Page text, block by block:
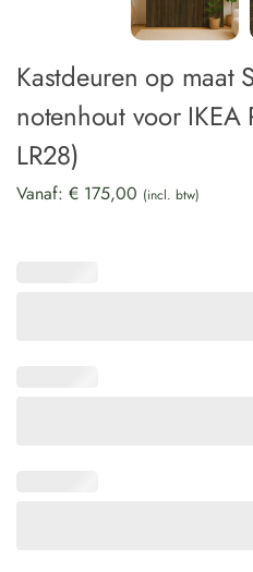
Kastdeuren op maat
notenhout voor IKEA
LR28)
Vanaf: € 175,00 (incl. btw)